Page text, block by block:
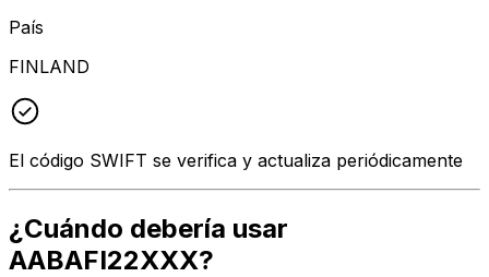
País
FINLAND
El código SWIFT se verifica y actualiza periódicamente
¿Cuándo debería usar
AABAFI22XXX?